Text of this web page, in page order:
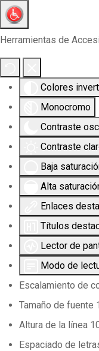
Herramientas de
Colores
Monocromo
Contraste
Contraste
Baja
Alta
Enlaces
Títulos
Lector de
Modo de
Escalamiento de
Tamaño de fuente
Altura de la línea
Espaciado de